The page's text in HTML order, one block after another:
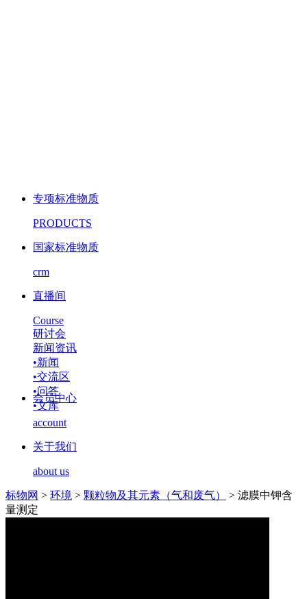
专项标准物质
PRODUCTS
国家标准物质
crm
直播间
Course
研讨会
新闻资讯
•新闻
•交流区
•问答
•文库
会员中心
account
关于我们
about us
标物网 > 环境 > 颗粒物及其元素（气和废气） > 滤膜中钾含
量测定